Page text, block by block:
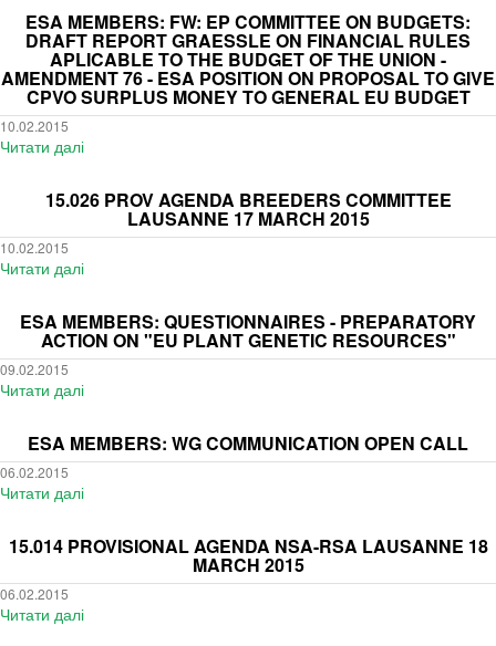
the
meeting
on
March
19
reservation
February
REMINDER
-
Registration
for
ISF
Post-
Congress
28
May
2015
ESA MEMBERS: FW: EP COMMITTEE ON BUDGETS:
DRAFT REPORT GRAESSLE ON FINANCIAL RULES
APLICABLE TO THE BUDGET OF THE UNION -
AMENDMENT 76 - ESA POSITION ON PROPOSAL TO GIVE
CPVO SURPLUS MONEY TO GENERAL EU BUDGET
10.02.2015
Читати далі
Members:
FW:
EP
draft
report
rules
aplicable
of
Union
15.026 PROV AGENDA BREEDERS COMMITTEE
LAUSANNE 17 MARCH 2015
10.02.2015
Читати далі
Prov
agenda
Breeders
March
2015
ESA MEMBERS: QUESTIONNAIRES - PREPARATORY
ACTION ON "EU PLANT GENETIC RESOURCES"
09.02.2015
Читати далі
Members:
Questionnaires
on
plant
ESA MEMBERS: WG COMMUNICATION OPEN CALL
06.02.2015
Читати далі
Members:
WG
Communication
15.014 PROVISIONAL AGENDA NSA-RSA LAUSANNE 18
MARCH 2015
06.02.2015
Читати далі